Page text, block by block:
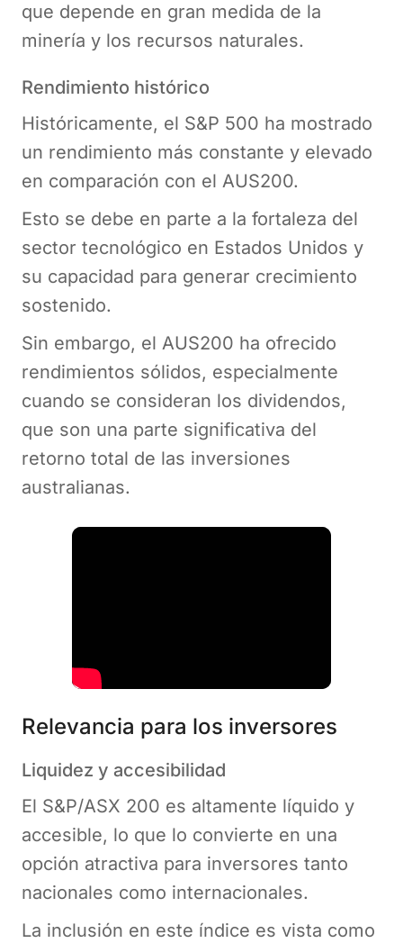
que depende en gran medida de la
minería y los recursos naturales.
Rendimiento histórico
Históricamente, el S&P 500 ha mostrado
un rendimiento más constante y elevado
en comparación con el AUS200.
Esto se debe en parte a la fortaleza del
sector tecnológico en Estados Unidos y
su capacidad para generar crecimiento
sostenido.
Sin embargo, el AUS200 ha ofrecido
rendimientos sólidos, especialmente
cuando se consideran los dividendos,
que son una parte significativa del
retorno total de las inversiones
australianas.
Relevancia para los inversores
Liquidez y accesibilidad
El S&P/ASX 200 es altamente líquido y
accesible, lo que lo convierte en una
opción atractiva para inversores tanto
nacionales como internacionales.
La inclusión en este índice es vista como